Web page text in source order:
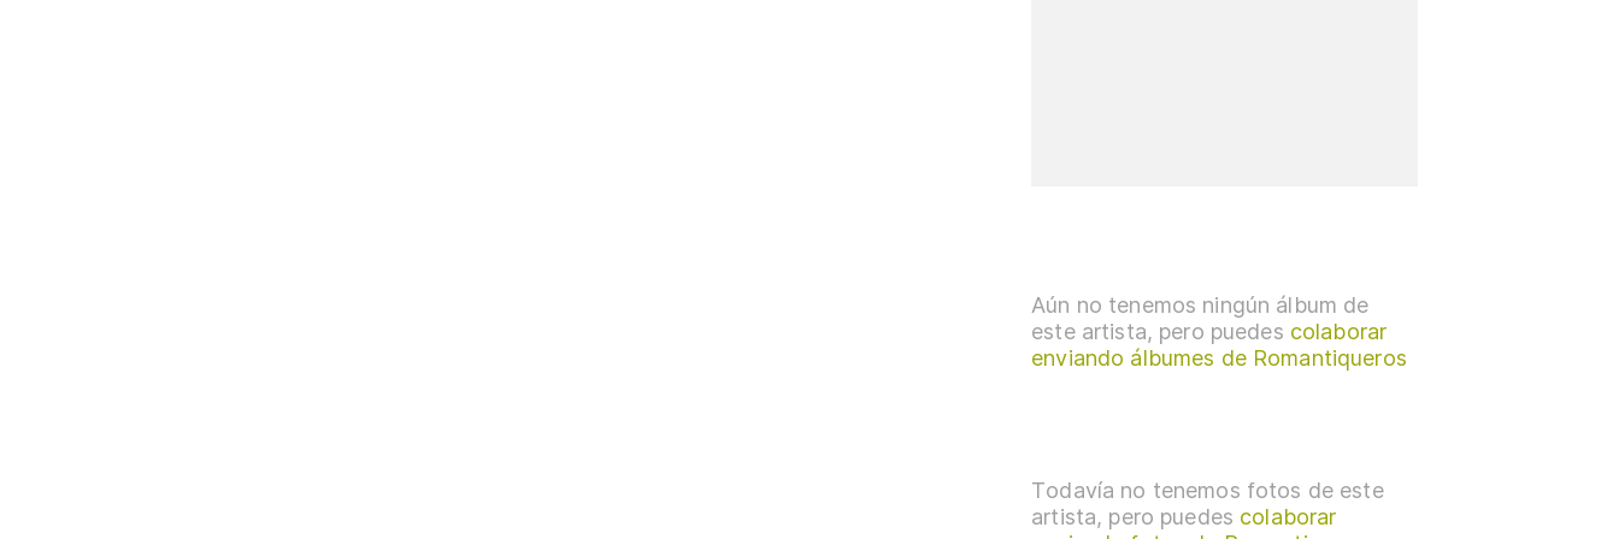
Aún no tenemos ningún álbum de
este artista, pero puedes colaborar
enviando álbumes de Romantiqueros
Todavía no tenemos fotos de este
artista, pero puedes colaborar